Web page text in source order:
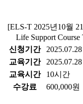
[ELS-T 2025년10월
Life Support
신청기간
교육기간
교육시간
10시간
수강료
600,000원